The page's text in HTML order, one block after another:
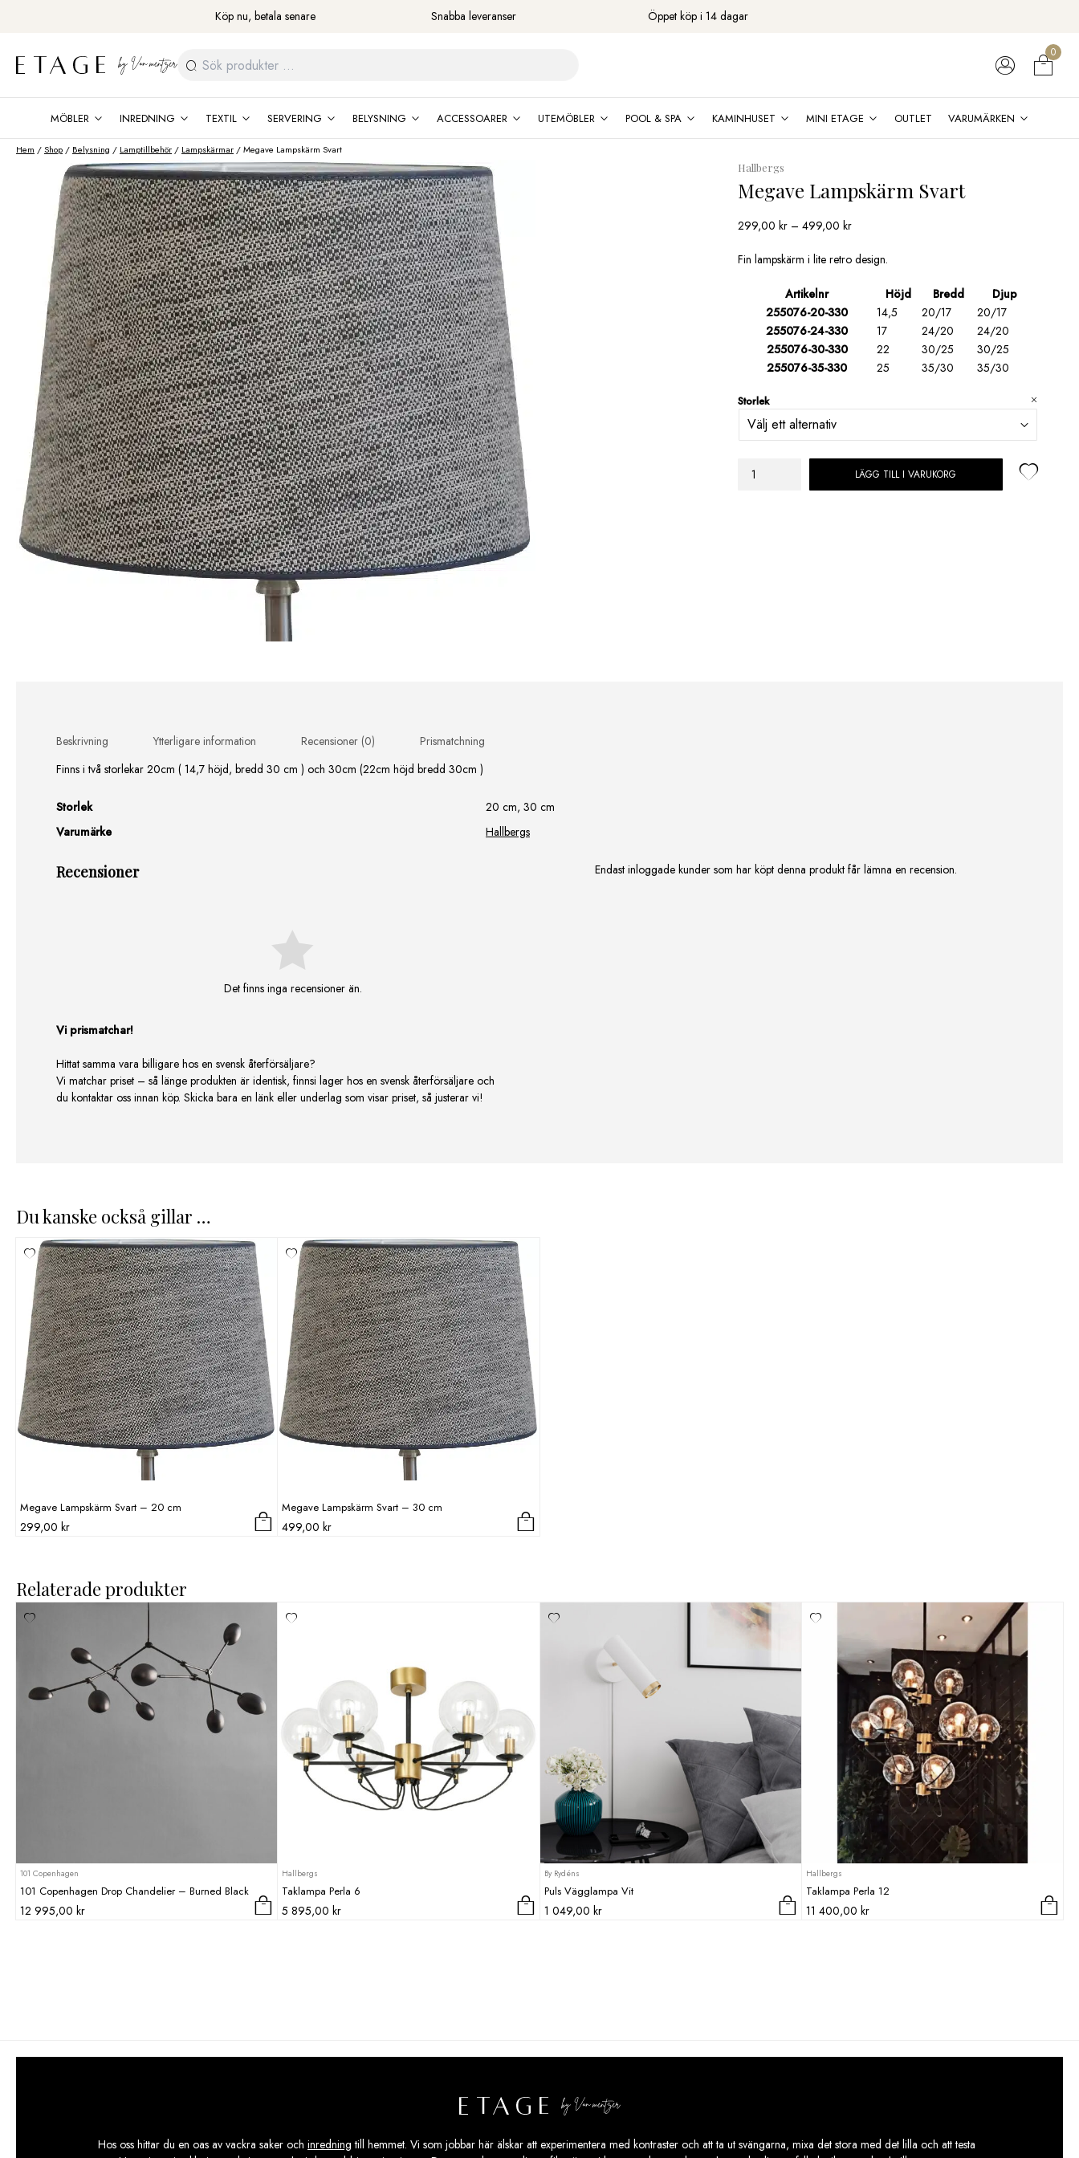
Köp nu, betala senare Snabba leveranser Öppet köp i 14 dagar
Sök
efter:
0
MÖBLER INREDNING TEXTIL SERVERING BELYSNING ACCESSOARER UTEMÖBLER POOL & SPA KAMINHUSET MINI ETAGE OUTLET VARUMÄRKEN
Hem /Shop / Belysning / Lamptillbehör / Lampskärmar / Megave Lampskärm Svart
Hallbergs
Megave Lampskärm Svart
299,00kr – 499,00krPrisintervall:
till
Fin lampskärm i lite retro design.
Artikelnr Höjd Bredd
Djup
255076-20-330
14,5 20/17
20/17
255076-24-330
17 24/20
24/20
255076-30-330
22 30/25
30/25
255076-35-330
25 35/30 35/30
Storlek
Megave
LÄGG TILL I VARUKORG
Beskrivning Ytterligare information Recensioner (0)
Prismatchning
Finns i två storlekar 20cm ( 14,7 höjd, bredd 30 cm ) och 30cm (22cm höjd bredd 30cm )
Storlek
20 cm, 30 cm
Varumärke
Hallbergs
Recensioner
Det finns inga recensioner än.
Endast inloggade kunder som har köpt denna produkt får lämna en recension.
Vi prismatchar!
Hittat samma vara billigare hos en svensk återförsäljare?
Vi matchar priset – så länge produkten är identisk, finnsi lager hos en svensk återförsäljare och
du kontaktar oss innan köp. Skicka bara en länk eller underlag som visar priset, så justerar vi!
Du kanske också gillar …
Megave Lampskärm Svart – 20 cm
299,00 kr
Megave Lampskärm Svart – 30 cm
499,00kr
Relaterade produkter
101 Copenhagen
101 Copenhagen Drop Chandelier – Burned Black
12 995,00 kr
Hallbergs
Taklampa Perla 6
5 895,00kr
By Rydéns
Puls Vägglampa Vit
1 049,00 kr
Hallbergs
Taklampa Perla 12
11 400,00 kr
Hos oss hittar du en oas av vackra saker och inredning till hemmet. Vi som jobbar här älskar att experimentera med kontraster och att ta ut svängarna, mixa det stora med det lilla och att testa